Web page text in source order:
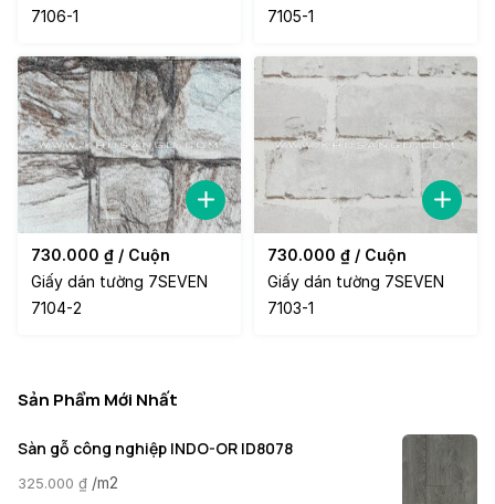
7106-1
7105-1
730.000 ₫ / Cuộn
Giấy dán tường 7SEVEN
7104-2
730.000 ₫ / Cuộn
Giấy dán tường 7SEVEN
7103-1
Sản Phẩm Mới Nhất
Sàn gỗ công nghiệp INDO-OR ID8078
325.000 ₫ /m2